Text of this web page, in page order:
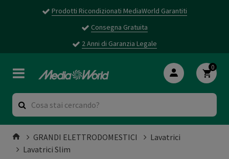
Prodotti Ricondizionati MediaWorld Garantiti
Consegna Gratuita
2 Anni di Garanzia Legale
0
GRANDI ELETTRODOMESTICI
Lavatrici
Lavatrici Slim